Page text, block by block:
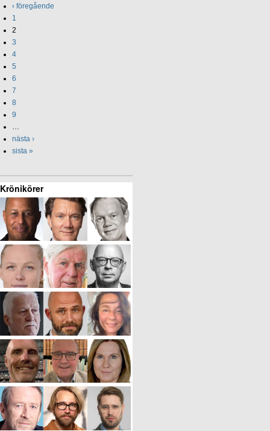
‹ föregående
1
2
3
4
5
6
7
8
9
nästa ›
sista »
Krönikörer